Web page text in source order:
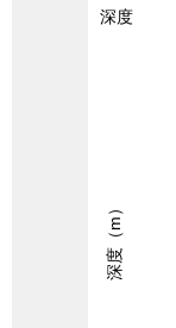
深度
深度（m）